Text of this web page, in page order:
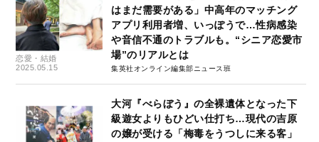
恋愛・結婚
2025.05.15
はまだ需要がある」中高年のマッチング
アプリ利用者増、いっぽうで…性病感染
や音信不通のトラブルも。“シニア恋愛市
場”のリアルとは
集英社オンライン編集部ニュース班
大河『べらぼう』の全裸遺体となった下
級遊女よりもひどい仕打ち…現代の吉原
の嬢が受ける「梅毒をうつしに来る客」